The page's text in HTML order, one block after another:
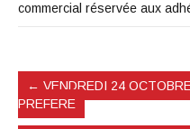
commercial réservée aux
← VENDREDI 24
PREFERE